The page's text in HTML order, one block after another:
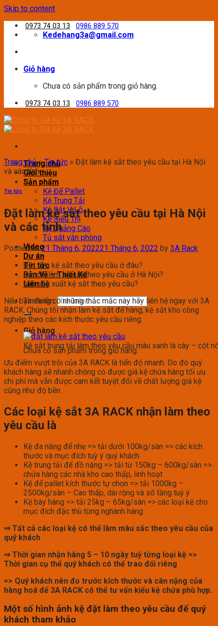
Skip to content
0973 74 03 13 0986 889 570
Kedehang3a@gmail.com
Giỏ hàng
Chưa có sản phẩm trong giỏ hàng.
0973 74 03 13 0986 889 570
Trang chủ
Giới thiệu
Sản phẩm
Kệ Để Pallet
Kệ Trung Tải
Kệ Sắt V Lỗ
Kệ Siêu Thị
Kệ Quảng Cáo
Tủ sắt văn phòng
Video
Dự án
Tin tức
Bản Vẽ – Thiết Kế
Liên hệ
Tìm kiếm:
Giỏ hàng
Chưa có sản phẩm trong giỏ hàng.
Trang chủ»Tin tức » Đặt làm kệ sắt theo yêu cầu tại Hà Nội
và các tỉnh
Tin tức
Đặt làm kệ sắt theo yêu cầu tại Hà Nội
và các tỉnh
Posted on21 Tháng 6, 202221 Tháng 6, 2022 by 3A Rack
Đặt làm kệ sắt theo yêu cầu ở đâu?
Địa chỉ làm kệ sắt theo yêu cầu ở Hà Nội?
Nơi sản xuất kệ sắt theo yêu cầu?
Nếu bạn đang có những thắc mắc này hãy liên hệ ngay với 3A
RACK. Chúng tôi nhận làm kệ sắt để hàng, kệ sắt kho công
nghiệp theo các kích thước yêu cầu riêng.
Kệ sắt trung tải làm theo yêu cầu màu xanh lá cây – cột
Ưu điểm vượt trội của 3A RACK là tiến độ nhanh. Do đó quý
khách hàng sẽ nhanh chóng có được giá kệ chứa hàng tối ưu
chi phí mà vẫn được cam kết tuyệt đối về chất lượng giá kệ
cũng như độ bền.
Các loại kệ sắt 3A RACK nhận làm theo
yêu cầu là
Kệ đa năng để nhẹ => tải dưới 100kg/sàn => các kích
thước và mục đích tuỳ ý quý khách
Kệ trung tải để đồ nặng => tải từ 150kg – 600kg/sàn =>
chứa hàng các nhà kho cao thấp, linh hoạt
Kệ để pallet kích thước tự chọn => tải 1000kg –
2500kg/sàn – Cao thấp, dài rộng và số tầng tuỳ ý
Kệ bày hàng => tải 25kg – 65kg/sàn => các loại kệ cho
mục đích đặc thù từng nghành hàng
⇒ Tất cả các loại kệ có thể làm màu sắc theo yêu cầu của
quý khách
⇒ Thời gian nhận hàng 5 – 10 ngày tuỳ từng loại kệ =>
Thời gian cụ thể quý khách có thể trao đổi riêng
=> Quý khách nên đo trước kích thước và cân nặng của
hàng hoá để 3A RACK có thể tư vấn kiểu kệ chứa phù hợp.
Một số hình ảnh kệ đặt làm theo yêu cầu để quý
khách tham khảo